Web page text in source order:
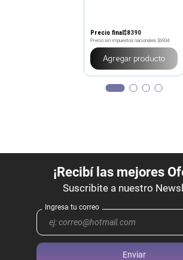
Precio final$8390
Precio sin impuestos nacionales $6934
Agregar producto
Enviar